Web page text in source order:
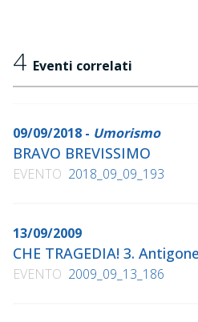
4 Eventi correlati
09/09/2018 - Umorismo
BRAVO BREVISSIMO
EVENTO 2018_09_09_193
13/09/2009
CHE TRAGEDIA! 3.
EVENTO 2009_09_13_186